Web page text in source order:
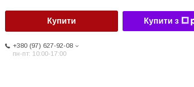
Купити Купити з
+380 (97) 627-92-08
пн-пт: 10:00-17:00